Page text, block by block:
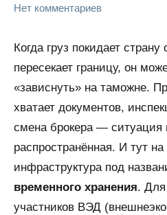
Нет комментариев
Когда груз покидает страну
пересекает границу, он
«зависнуть» на таможне.
хватает документов,
смена брокера — ситуация
распространённая. И тут
инфраструктура под
временного хранения.
участников ВЭД